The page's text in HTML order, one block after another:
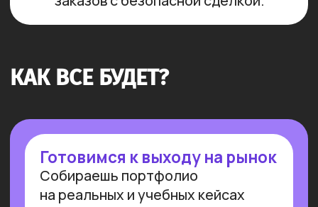
Более 10 тыс. выпускников
Заказов на 300 млн ₽прошло
через наш карьерный центр
Преподаем в лучших вузах